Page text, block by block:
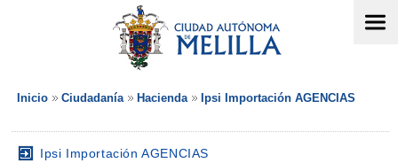
Inicio Ciudadanía Hacienda Ipsi Importación AGENCIAS
Ipsi Importación AGENCIAS